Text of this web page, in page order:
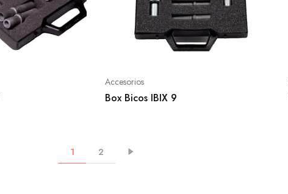
Accesorios
Box Bicos IBIX 9
1 2